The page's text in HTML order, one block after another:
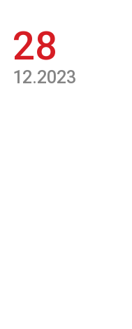
28
12.2023